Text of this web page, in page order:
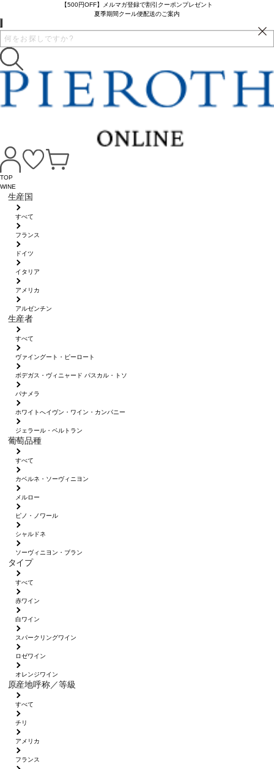
【500円OFF】メルマガ登録で割引クーポンプレゼント
夏季期間クール便配送のご案内
TOP
WINE
生産国
すべて
フランス
ドイツ
イタリア
アメリカ
アルゼンチン
生産者
すべて
ヴァイングート・ピーロート
ボデガス・ヴィニャード パスカル・トソ
パナメラ
ホワイトへイヴン・ワイン・カンパニー
ジェラール・ベルトラン
葡萄品種
すべて
カベルネ・ソーヴィニヨン
メルロー
ピノ・ノワール
シャルドネ
ソーヴィニヨン・ブラン
タイプ
すべて
赤ワイン
白ワイン
スパークリングワイン
ロゼワイン
オレンジワイン
原産地呼称／等級
すべて
チリ
アメリカ
フランス